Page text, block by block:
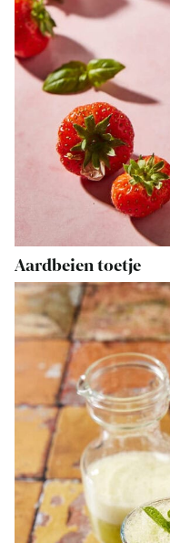
Aardbeien toetje